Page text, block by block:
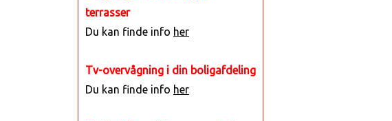
terrasser
Du kan finde info her
Tv-overvågning i din boligafdeling
Du kan finde info her